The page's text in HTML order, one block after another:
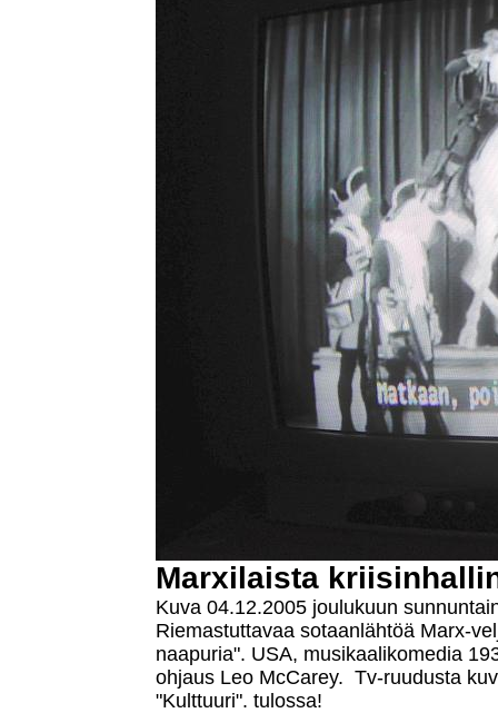
Marxilaista
Kuva 04.12.2005 joulukuun
Riemastuttavaa sotaanlähtöä Marx-
naapuria". USA, musikaalikomedia
ohjaus Leo McCarey. Tv-ruudusta
"Kulttuuri". tulossa!